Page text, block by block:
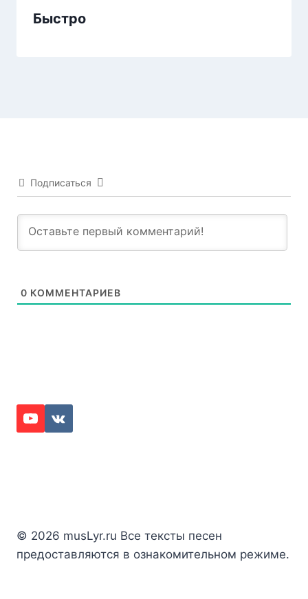
Быстро
Подписаться
0 КОММЕНТАРИЕВ
© 2026 musLyr.ru Все тексты песен
предоставляются в ознакомительном режиме.